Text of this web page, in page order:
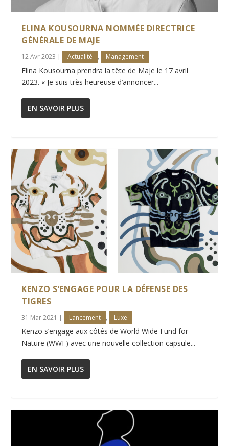
ELINA KOUSOURNA NOMMÉE DIRECTRICE
GÉNÉRALE DE MAJE
12 Avr 2023 | Actualité , Management
Elina Kousourna prendra la tête de Maje le 17 avril
2023. « Je suis très heureuse d’annoncer...
EN SAVOIR PLUS
KENZO S’ENGAGE POUR LA DÉFENSE DES
TIGRES
31 Mar 2021 Lancement , Luxe
Kenzo s’engage aux côtés de World Wide Fund for
Nature (WWF) avec une nouvelle collection capsule...
EN SAVOIR PLUS